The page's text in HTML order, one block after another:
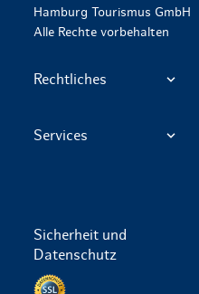
Hamburg Tourismus GmbH
Alle Rechte vorbehalten
Rechtliches
Services
Sicherheit und
Datenschutz